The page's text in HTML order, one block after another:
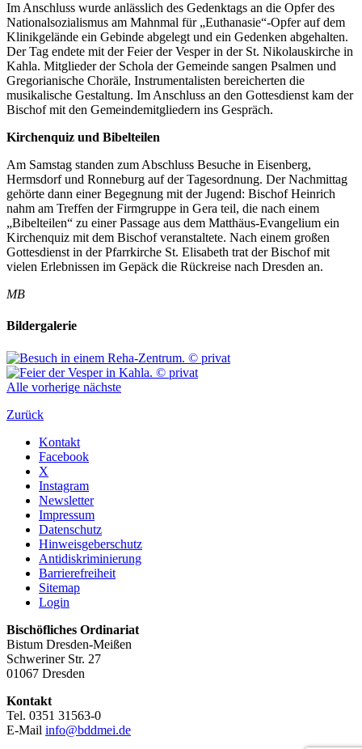
Im Anschluss wurde anlässlich des Gedenktags an die Opfer des
Nationalsozialismus am Mahnmal für „Euthanasie“-Opfer auf dem
Klinikgelände ein Gebinde abgelegt und ein Gedenken abgehalten.
Der Tag endete mit der Feier der Vesper in der St. Nikolauskirche in
Kahla. Mitglieder der Schola der Gemeinde sangen Psalmen und
Gregorianische Choräle, Instrumentalisten bereicherten die
musikalische Gestaltung. Im Anschluss an den Gottesdienst kam der
Bischof mit den Gemeindemitgliedern ins Gespräch.
Kirchenquiz und Bibelteilen
Am Samstag standen zum Abschluss Besuche in Eisenberg,
Hermsdorf und Ronneburg auf der Tagesordnung. Der Nachmittag
gehörte dann einer Begegnung mit der Jugend: Bischof Heinrich
nahm am Treffen der Firmgruppe in Gera teil, die nach einem
„Bibelteilen“ zu einer Passage aus dem Matthäus-Evangelium ein
Kirchenquiz mit dem Bischof veranstaltete. Nach einem großen
Gottesdienst in der Pfarrkirche St. Elisabeth trat der Bischof mit
vielen Erlebnissen im Gepäck die Rückreise nach Dresden an.
MB
Bildergalerie
Alle vorherige nächste
Zurück
Kontakt
Facebook
X
Instagram
Newsletter
Impressum
Datenschutz
Hinweisgeberschutz
Antidiskriminierung
Barrierefreiheit
Sitemap
Login
Bischöfliches Ordinariat
Bistum Dresden-Meißen
Schweriner Str. 27
01067 Dresden
Kontakt
Tel. 0351 31563-0
E-Mail info@bddmei.de